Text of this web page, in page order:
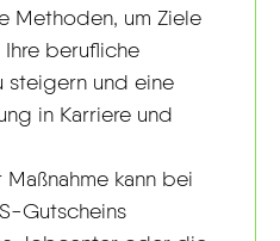
Methoden, um Ziele
berufliche
steigern und eine
in Karriere und
kann bei
Gutscheins